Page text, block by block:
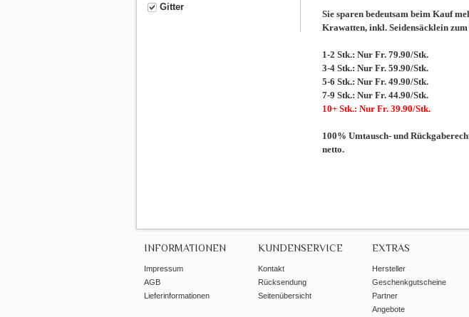
Sie sparen bedeutsam beim Kauf
Krawatten, inkl. Seidensäcklein
1-2 Stk.: Nur Fr. 79.90/Stk.
3-4 Stk.: Nur Fr. 59.90/Stk.
5-6 Stk.: Nur Fr. 49.90/Stk.
7-9 Stk.: Nur Fr. 44.90/Stk.
10+ Stk.: Nur Fr. 39.90/Stk.
100% Umtausch- und
netto.
Gitter
INFORMATIONEN
Impressum
AGB
Lieferinformationen
KUNDENSERVICE
Kontakt
Rücksendung
Seitenübersicht
EXTRAS
Hersteller
Geschenkgutscheine
Partner
Angebote